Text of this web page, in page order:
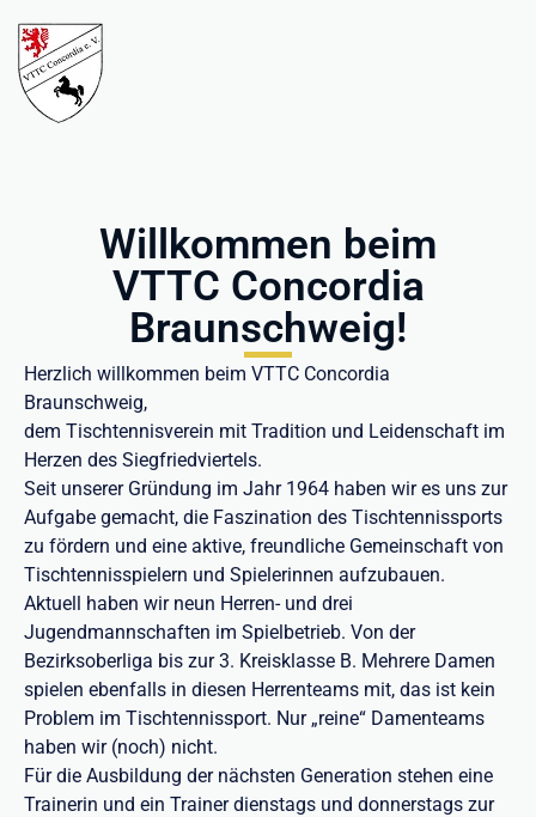
Willkommen beim
VTTC Concordia
Braunschweig!
Herzlich willkommen beim VTTC Concordia
Braunschweig,
dem Tischtennisverein mit Tradition und Leidenschaft im
Herzen des Siegfriedviertels.
Seit unserer Gründung im Jahr 1964 haben wir es uns zur
Aufgabe gemacht, die Faszination des Tischtennissports
zu fördern und eine aktive, freundliche Gemeinschaft von
Tischtennisspielern und Spielerinnen aufzubauen.
Aktuell haben wir neun Herren- und drei
Jugendmannschaften im Spielbetrieb. Von der
Bezirksoberliga bis zur 3. Kreisklasse B. Mehrere Damen
spielen ebenfalls in diesen Herrenteams mit, das ist kein
Problem im Tischtennissport. Nur „reine“ Damenteams
haben wir (noch) nicht.
Für die Ausbildung der nächsten Generation stehen eine
Trainerin und ein Trainer dienstags und donnerstags zur